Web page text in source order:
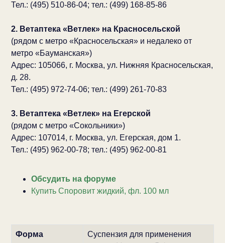
Тел.: (495) 510-86-04; тел.: (499) 168-85-86
2. Ветаптека «Ветлек» на Красносельской
(рядом с метро «Красносельская» и недалеко от
метро «Бауманская»)
Адрес: 105066, г. Москва, ул. Нижняя Красносельская,
д. 28.
Тел.: (495) 972-74-06; тел.: (499) 261-70-83
3. Ветаптека «Ветлек» на Егерской
(рядом с метро «Сокольники»)
Адрес: 107014, г. Москва, ул. Егерская, дом 1.
Тел.: (495) 962-00-78; тел.: (495) 962-00-81
Обсудить на форуме
Купить Споровит жидкий, фл. 100 мл
Форма
Суспензия для применения